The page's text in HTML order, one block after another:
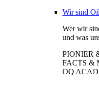
Wir sind
Wer wir
und was
PIONIER
FACTS &
OQ